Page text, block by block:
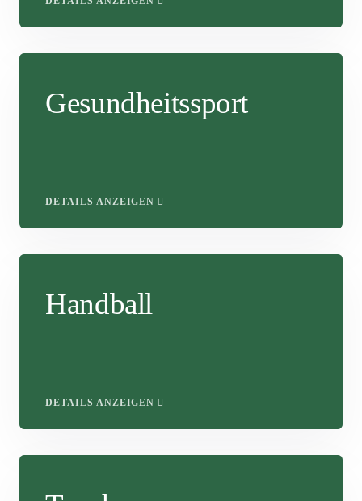
Gesundheitssport
DETAILS ANZEIGEN
Handball
DETAILS ANZEIGEN